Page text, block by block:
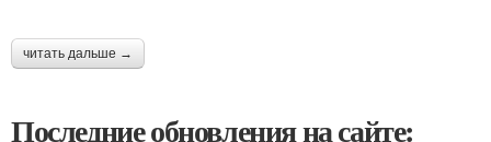
читать дальше →
Последние обновления на сайте: